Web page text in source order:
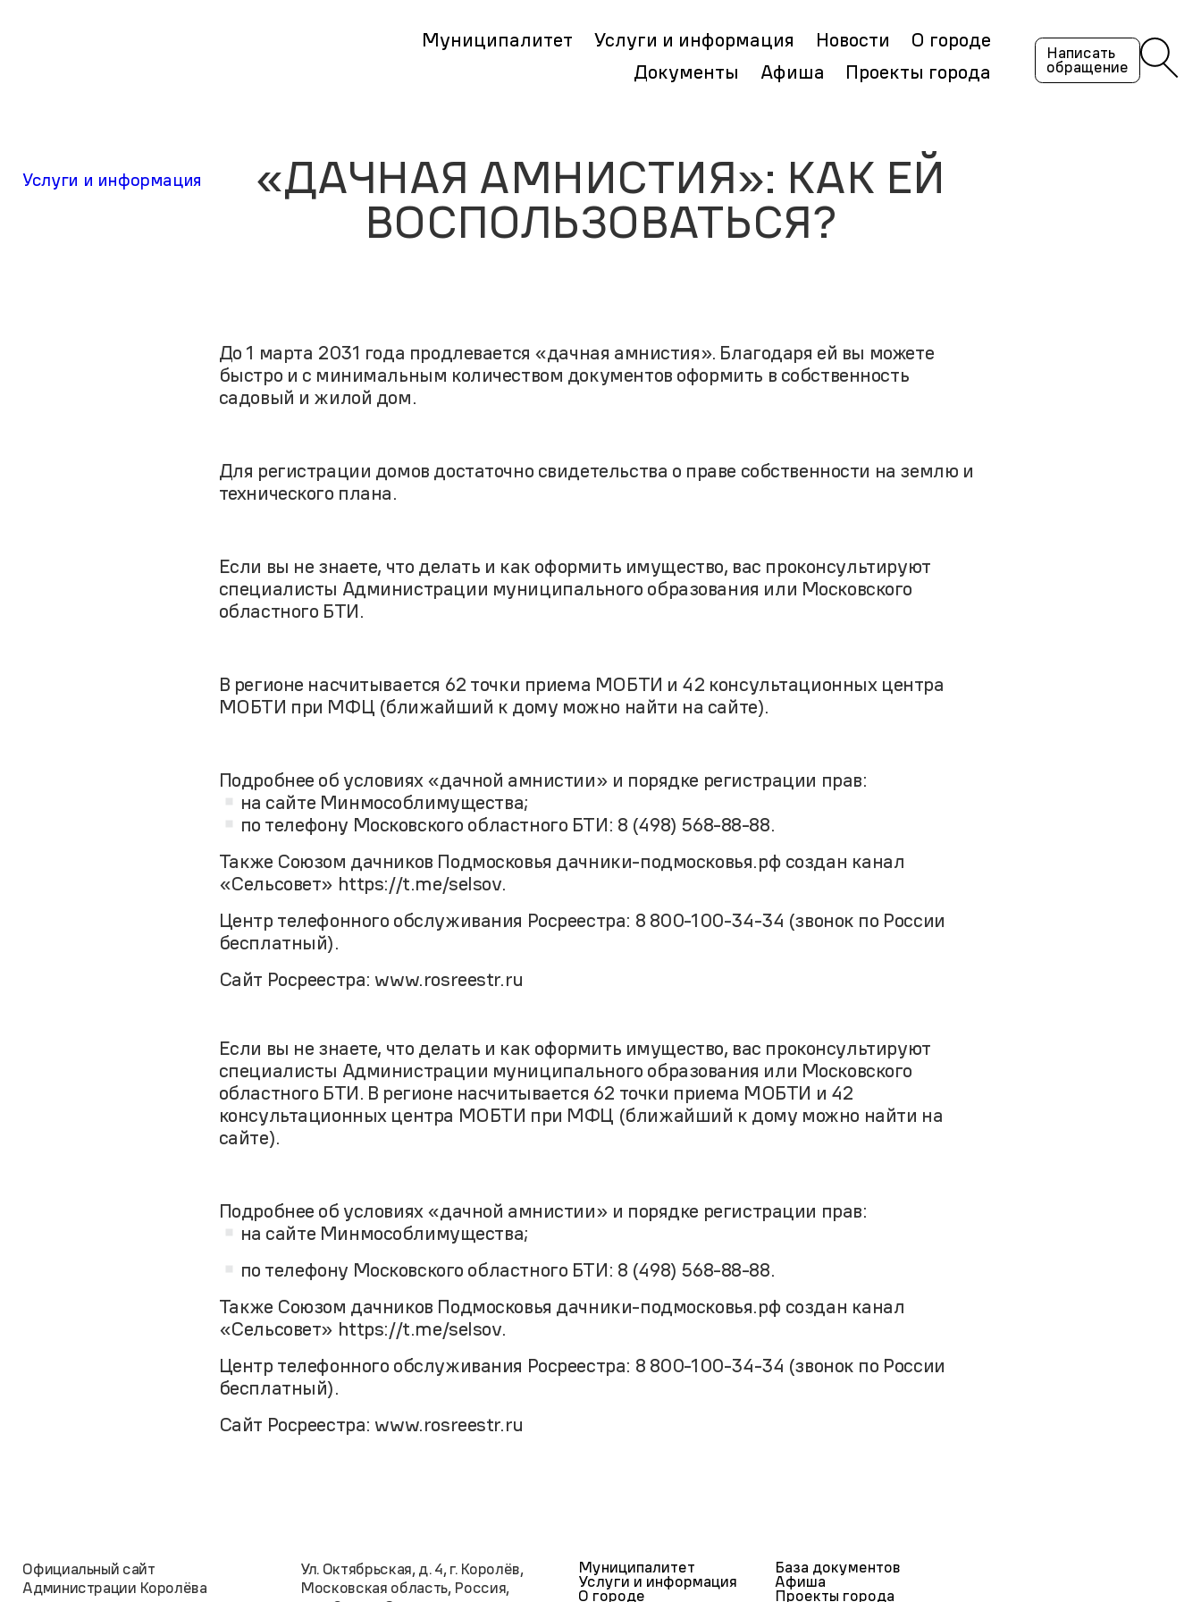
Муниципалитет Услуги и информация Новости
О городе
Документы
Афиша Проекты города
Написать
обращение
«ДАЧНАЯ АМНИСТИЯ»: КАК ЕЙ
ВОСПОЛЬЗОВАТЬСЯ?
Услуги и информация
До 1 марта 2031 года продлевается «дачная амнистия». Благодаря ей вы можете
быстро и с минимальным количеством документов оформить в собственность
садовый и жилой дом.
Для регистрации домов достаточно свидетельства о праве собственности на землю и
технического плана.
Если вы не знаете, что делать и как оформить имущество, вас проконсультируют
специалисты Администрации муниципального образования или Московского
областного БТИ.
В регионе насчитывается 62 точки приема МОБТИ и 42 консультационных центра
МОБТИ при МФЦ (ближайший к дому можно найти на сайте).
Подробнее об условиях «дачной амнистии» и порядке регистрации прав:
на сайте Минмособлимущества;
по телефону Московского областного БТИ: 8 (498) 568-88-88.
Также Союзом дачников Подмосковья дачники-подмосковья.рф создан канал
«Сельсовет» https://t.me/selsov.
Центр телефонного обслуживания Росреестра: 8 800-100-34-34 (звонок по России
бесплатный).
Сайт Росреестра: www.rosreestr.ru
Если вы не знаете, что делать и как оформить имущество, вас проконсультируют
специалисты Администрации муниципального образования или Московского
областного БТИ. В регионе насчитывается 62 точки приема МОБТИ и 42
консультационных центра МОБТИ при МФЦ (ближайший к дому можно найти на
сайте).
Подробнее об условиях «дачной амнистии» и порядке регистрации прав:
на сайте Минмособлимущества;
по телефону Московского областного БТИ: 8 (498) 568-88-88.
Также Союзом дачников Подмосковья дачники-подмосковья.рф создан канал
«Сельсовет» https://t.me/selsov.
Центр телефонного обслуживания Росреестра: 8 800-100-34-34 (звонок по России
бесплатный).
Сайт Росреестра: www.rosreestr.ru
Официальный сайт
Администрации Королёва
Ул. Октябрьская, д. 4, г. Королёв,
Московская область, Россия,
Муниципалитет
Услуги и информация
О городе
База документов
Афиша
Проекты города